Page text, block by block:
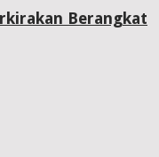
Berangkat